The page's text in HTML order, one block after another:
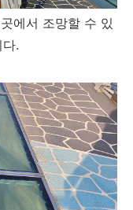
에서 조망할 수 있
.